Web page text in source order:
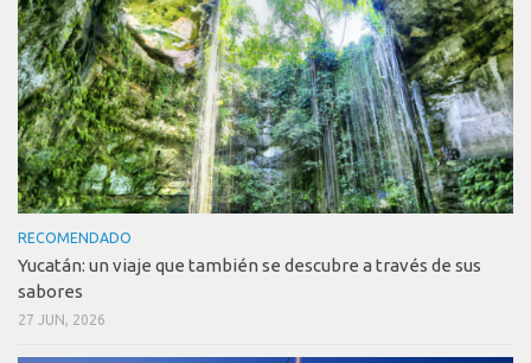
RECOMENDADO
Yucatán: un viaje que también se descubre a través de sus
sabores
27 JUN, 2026